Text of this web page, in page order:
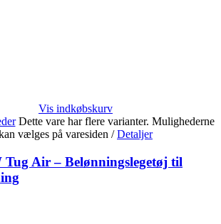
Vis indkøbskurv
Dette vare har flere varianter. Mulighederne
vælges på varesiden / Detaljer
Tug Air – Belønningslegetøj til